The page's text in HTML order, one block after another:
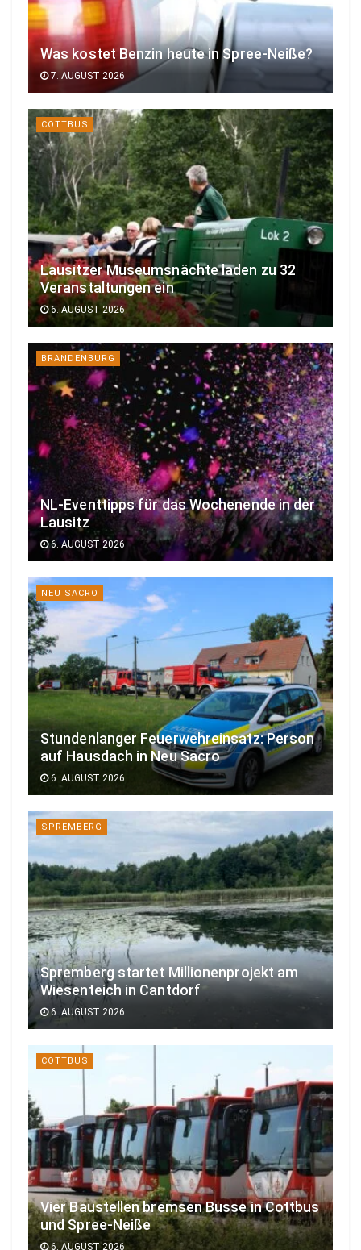
Was kostet Benzin heute in Spree-Neiße?
7. AUGUST 2026
COTTBUS
Lausitzer Museumsnächte laden zu 32
Veranstaltungen ein
6. AUGUST 2026
BRANDENBURG
NL-Eventtipps für das Wochenende in der
Lausitz
6. AUGUST 2026
NEU SACRO
Stundenlanger Feuerwehreinsatz: Person
auf Hausdach in Neu Sacro
6. AUGUST 2026
SPREMBERG
Spremberg startet Millionenprojekt am
Wiesenteich in Cantdorf
6. AUGUST 2026
COTTBUS
Vier Baustellen bremsen Busse in Cottbus
und Spree-Neiße
6. AUGUST 2026